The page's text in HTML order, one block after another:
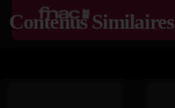
Contenus Similaires